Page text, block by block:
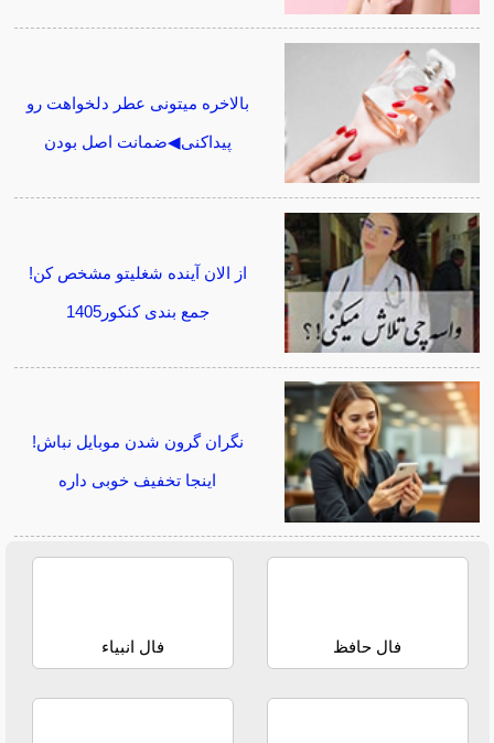
بالاخره میتونی عطر دلخواهت رو
پیداکنی◀ضمانت اصل بودن
از الان آینده شغلیتو مشخص کن!
جمع بندی کنکور1405
نگران گرون شدن موبایل نباش!
اینجا تخفیف خوبی داره
فال حافظ فال انبیاء